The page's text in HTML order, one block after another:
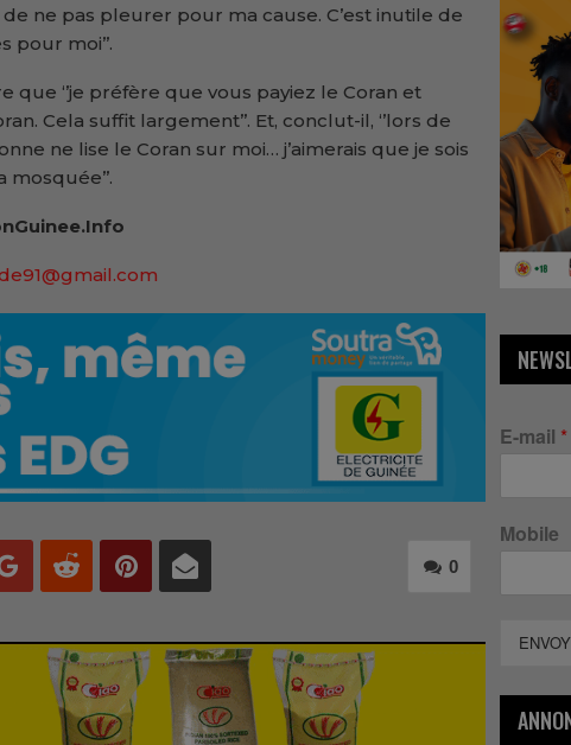
ne pas pleurer pour ma cause. C’est inutile de
pour moi’’.
que ‘’je préfère que vous payiez le Coran et
Cela suffit largement’’. Et, conclut-il, ‘’lors de
ne lise le Coran sur moi… j’aimerais que je sois
0
E-mail *
Mobile